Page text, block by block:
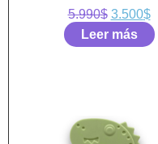
5.990$ 3.500$
Leer más